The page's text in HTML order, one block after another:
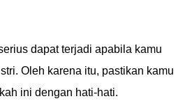
dapat terjadi apabila kamu
Oleh karena itu, pastikan kamu
ini dengan hati-hati.